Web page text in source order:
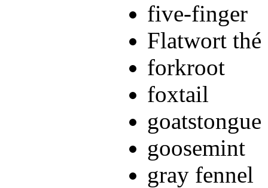
five-finger
Flatwort thé
forkroot
foxtail
goatstongue
goosemint
gray fennel